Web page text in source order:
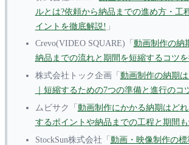
ルとは?依頼から納品までの進め方・工
イントを徹底解説! 」
Crevo(VIDEO SQUARE)「 動画制作の納
納品までの流れと期間を短縮するコツ
株式会社トック企画「 動画制作の納期
｜短縮するための7つの準備と進行のコ
ムビサク「 動画制作にかかる納期はど
するポイントや納品までの工程と期間
StockSun株式会社「 動画・映像制作の標